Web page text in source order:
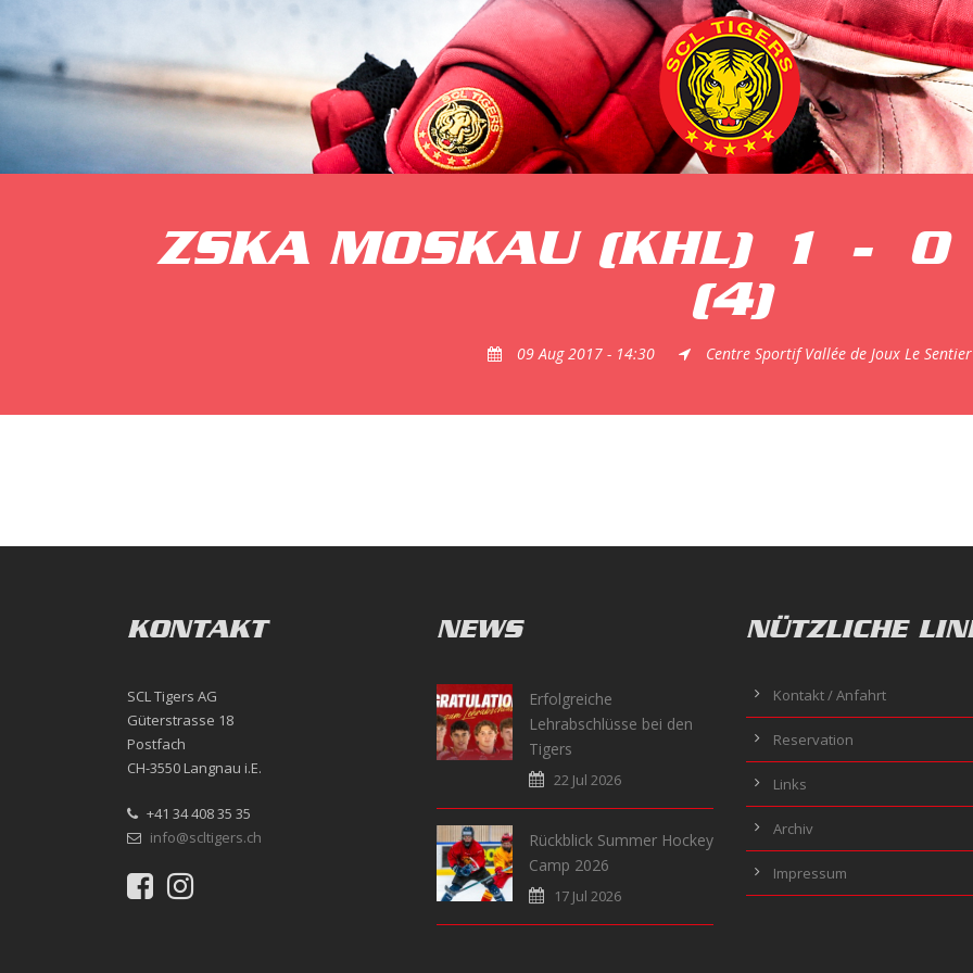
ZSKA MOSKAU (KHL) 1 -
0
(4)
09 Aug 2017 - 14:30 Centre Sportif Vallée de Joux Le Sentier
KONTAKT
SCL Tigers AG
Güterstrasse 18
Postfach
CH-3550 Langnau i.E.
+41 34 408 35 35
info@scltigers.ch
NEWS
Erfolgreiche
Lehrabschlüsse bei den
Tigers
22 Jul 2026
Rückblick Summer Hockey
Camp 2026
17 Jul 2026
NÜTZLICHE
Kontakt / Anfahrt
Reservation
Links
Archiv
Impressum